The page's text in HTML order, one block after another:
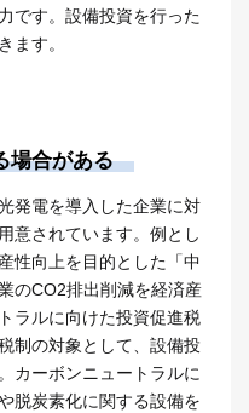
です。設備投資を行った
ます。
場合がある
発電を導入した企業に対
意されています。例とし
性向上を目的とした「中
のCO2排出削減を経済産
ラルに向けた投資促進税
制の対象として、設備投
カーボンニュートラルに
脱炭素化に関する設備を